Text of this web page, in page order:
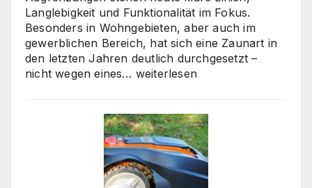
Langlebigkeit und Funktionalität im Fokus.
Besonders in Wohngebieten, aber auch im
gewerblichen Bereich, hat sich eine Zaunart in
den letzten Jahren deutlich durchgesetzt –
nicht wegen eines… Moderne
klare
Linien
wieder
gefragt
sind
weiterlesen